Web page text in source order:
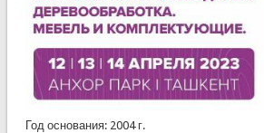
Год основания: 2004 г.